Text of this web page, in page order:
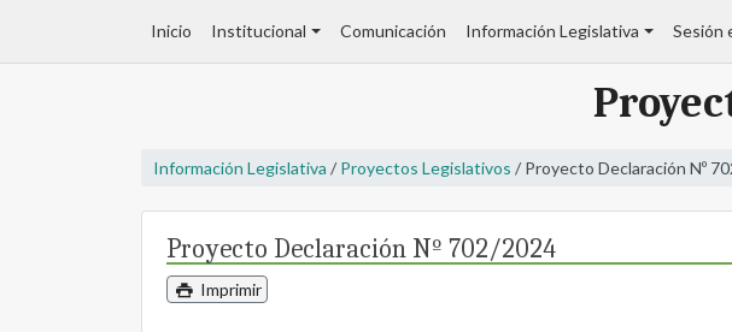
Inicio Institucional Comunicación Información Legislativa Sesión
Información Legislativa / Proyectos Legislativos / Proyecto Declaración Nº
Proyecto Declaración Nº 702/2024
Imprimir